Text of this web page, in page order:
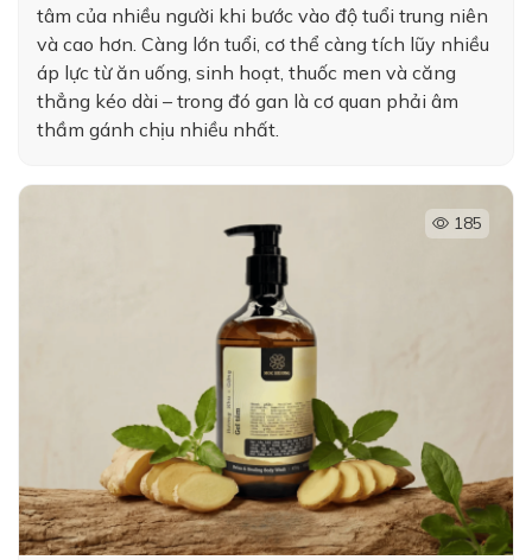
tâm của nhiều người khi bước vào độ tuổi trung niên
và cao hơn. Càng lớn tuổi, cơ thể càng tích lũy nhiều
áp lực từ ăn uống, sinh hoạt, thuốc men và căng
thẳng kéo dài – trong đó gan là cơ quan phải âm
thầm gánh chịu nhiều nhất.
185